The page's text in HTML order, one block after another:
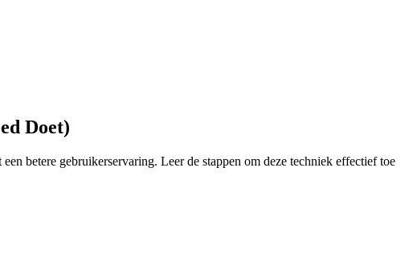
Doet)
betere gebruikerservaring. Leer de stappen om deze techniek effectief toe